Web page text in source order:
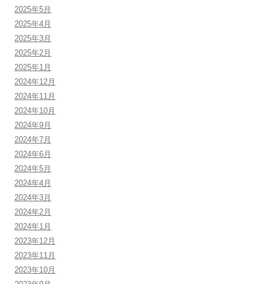
2025年5月
2025年4月
2025年3月
2025年2月
2025年1月
2024年12月
2024年11月
2024年10月
2024年9月
2024年7月
2024年6月
2024年5月
2024年4月
2024年3月
2024年2月
2024年1月
2023年12月
2023年11月
2023年10月